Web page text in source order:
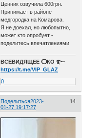
Ценник озвучила 600грн.
Принимает в районе
медгородка на Комарова.
Я не доехал, но любопытно,
может кто опробует -
поделитесь впечатлениями
ВСЕВИДЯЩЕЕ ⭕️КО ࿐
https://t.me/VIP_GLAZ
0
Поделиться 14
2023-
01-27 19:17:27